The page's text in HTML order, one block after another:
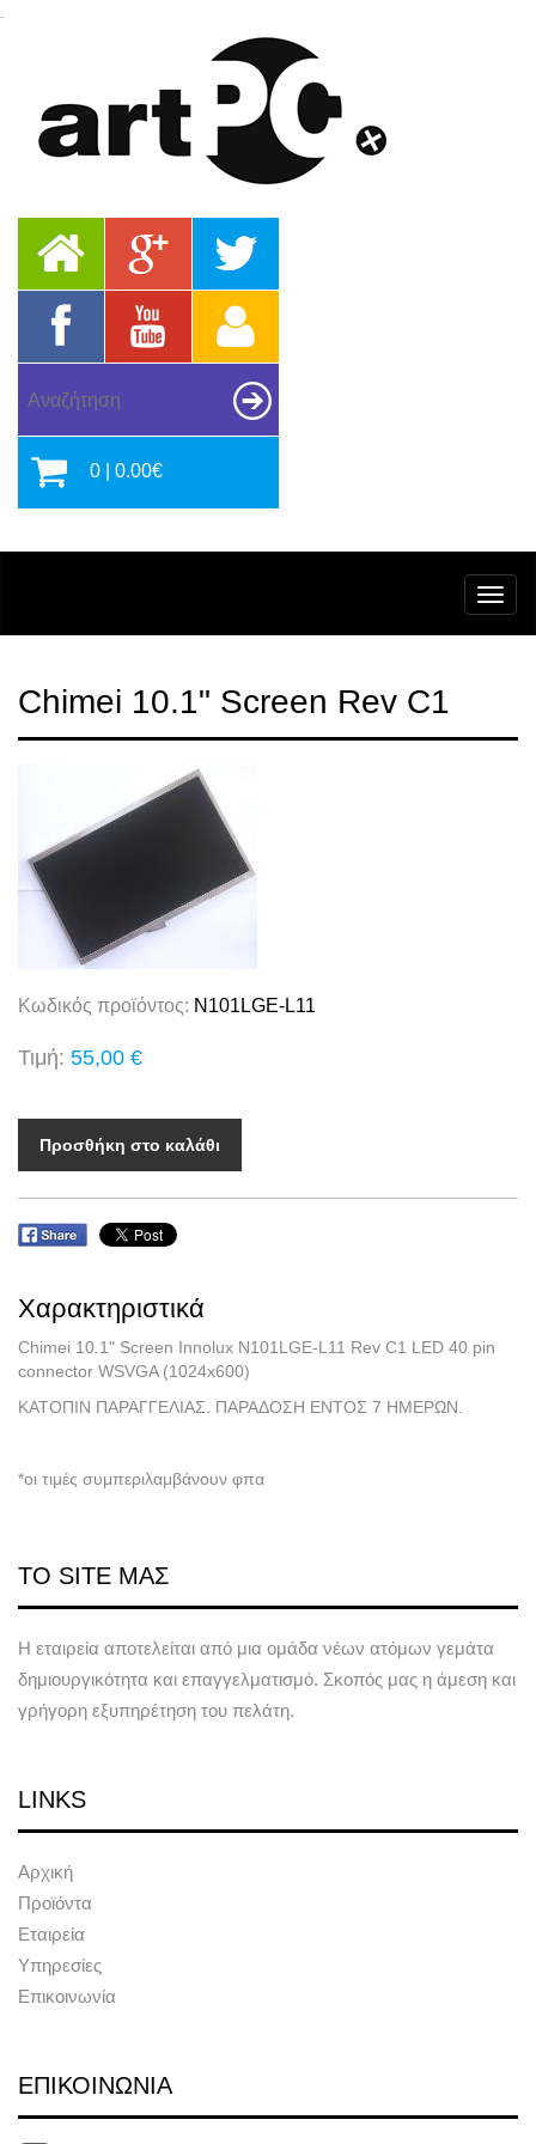
0 | 0.00€
Chimei 10.1" Screen Rev C1
Κωδικός προϊόντος: N101LGE-L11
Τιμή: 55,00 €
Προσθήκη στο καλάθι
Χαρακτηριστικά
Chimei 10.1" Screen Innolux N101LGE-L11 Rev C1 LED 40 pin
connector WSVGA (1024x600)
ΚΑΤΟΠΙΝ ΠΑΡΑΓΓΕΛΙΑΣ. ΠΑΡΑΔΟΣΗ ΕΝΤΟΣ 7 ΗΜΕΡΩΝ.
*οι τιμές συμπεριλαμβάνουν φπα
ΤΟ SITE ΜΑΣ
Η εταιρεία αποτελείται από μια ομάδα νέων ατόμων γεμάτα
δημιουργικότητα και επαγγελματισμό. Σκοπός μας η άμεση και
γρήγορη εξυπηρέτηση του πελάτη.
LINKS
Αρχική
Προϊόντα
Εταιρεία
Υπηρεσίες
Επικοινωνία
ΕΠΙΚΟΙΝΩΝΙΑ